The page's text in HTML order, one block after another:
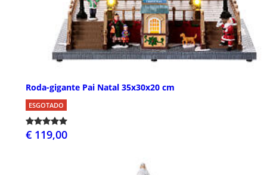
Roda-gigante Pai Natal 35x30x20 cm
ESGOTADO
€ 119,00